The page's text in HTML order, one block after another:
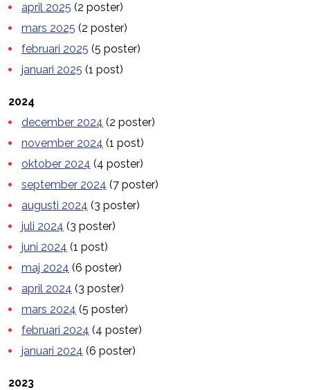
april 2025 (2 poster)
mars 2025 (2 poster)
februari 2025 (5 poster)
januari 2025 (1 post)
2024
december 2024 (2 poster)
november 2024 (1 post)
oktober 2024 (4 poster)
september 2024 (7 poster)
augusti 2024 (3 poster)
juli 2024 (3 poster)
juni 2024 (1 post)
maj 2024 (6 poster)
april 2024 (3 poster)
mars 2024 (5 poster)
februari 2024 (4 poster)
januari 2024 (6 poster)
2023